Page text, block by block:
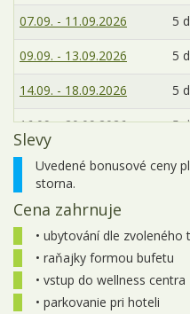
07.09. - 11.09.2026 5
09.09. - 13.09.2026 5
14.09. - 18.09.2026 5
16.09. - 20.09.2026 5
21.09. - 25.09.2026 5
23.09. - 27.09.2026
28.09. - 02.10.2026
30.09. - 04.10.2026 5
říjen 2026
Slevy
Uvedené bonusové ceny
storna.
Cena zahrnuje
• ubytování dle zvoleného
• raňajky formou bufetu
• vstup do wellness centra
• parkovanie pri hoteli